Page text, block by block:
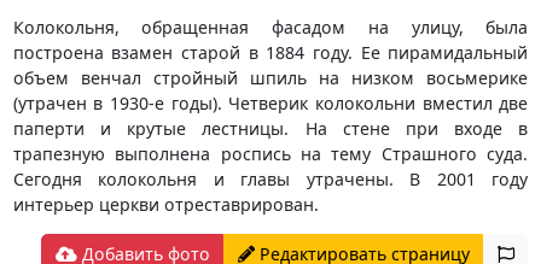
Колокольня, обращенная фасадом на улицу, была
построена взамен старой в 1884 году. Ее пирамидальный
объем венчал стройный шпиль на низком восьмерике
(утрачен в 1930-е годы). Четверик колокольни вместил две
паперти и крутые лестницы. На стене при входе в
трапезную выполнена роспись на тему Страшного суда.
Сегодня колокольня и главы утрачены. В 2001 году
интерьер церкви отреставрирован.
Добавить фото Редактировать страницу